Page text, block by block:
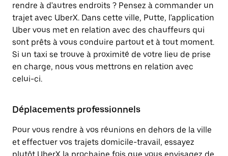
rendre à d'autres endroits ? Pensez à commander un
trajet avec UberX. Dans cette ville, Putte, l'application
Uber vous met en relation avec des chauffeurs qui
sont prêts à vous conduire partout et à tout moment.
Si un taxi se trouve à proximité de votre lieu de prise
en charge, nous vous mettrons en relation avec
celui-ci.
Déplacements professionnels
Pour vous rendre à vos réunions en dehors de la ville
et effectuer vos trajets domicile-travail, essayez